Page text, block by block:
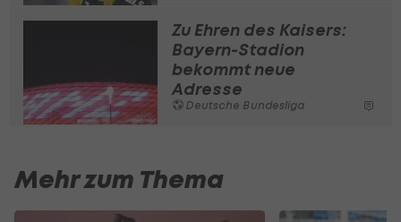
Zu Ehren des Kaisers:
Bayern-Stadion
bekommt neue
Adresse
Deutsche Bundesliga
Mehr zum Thema